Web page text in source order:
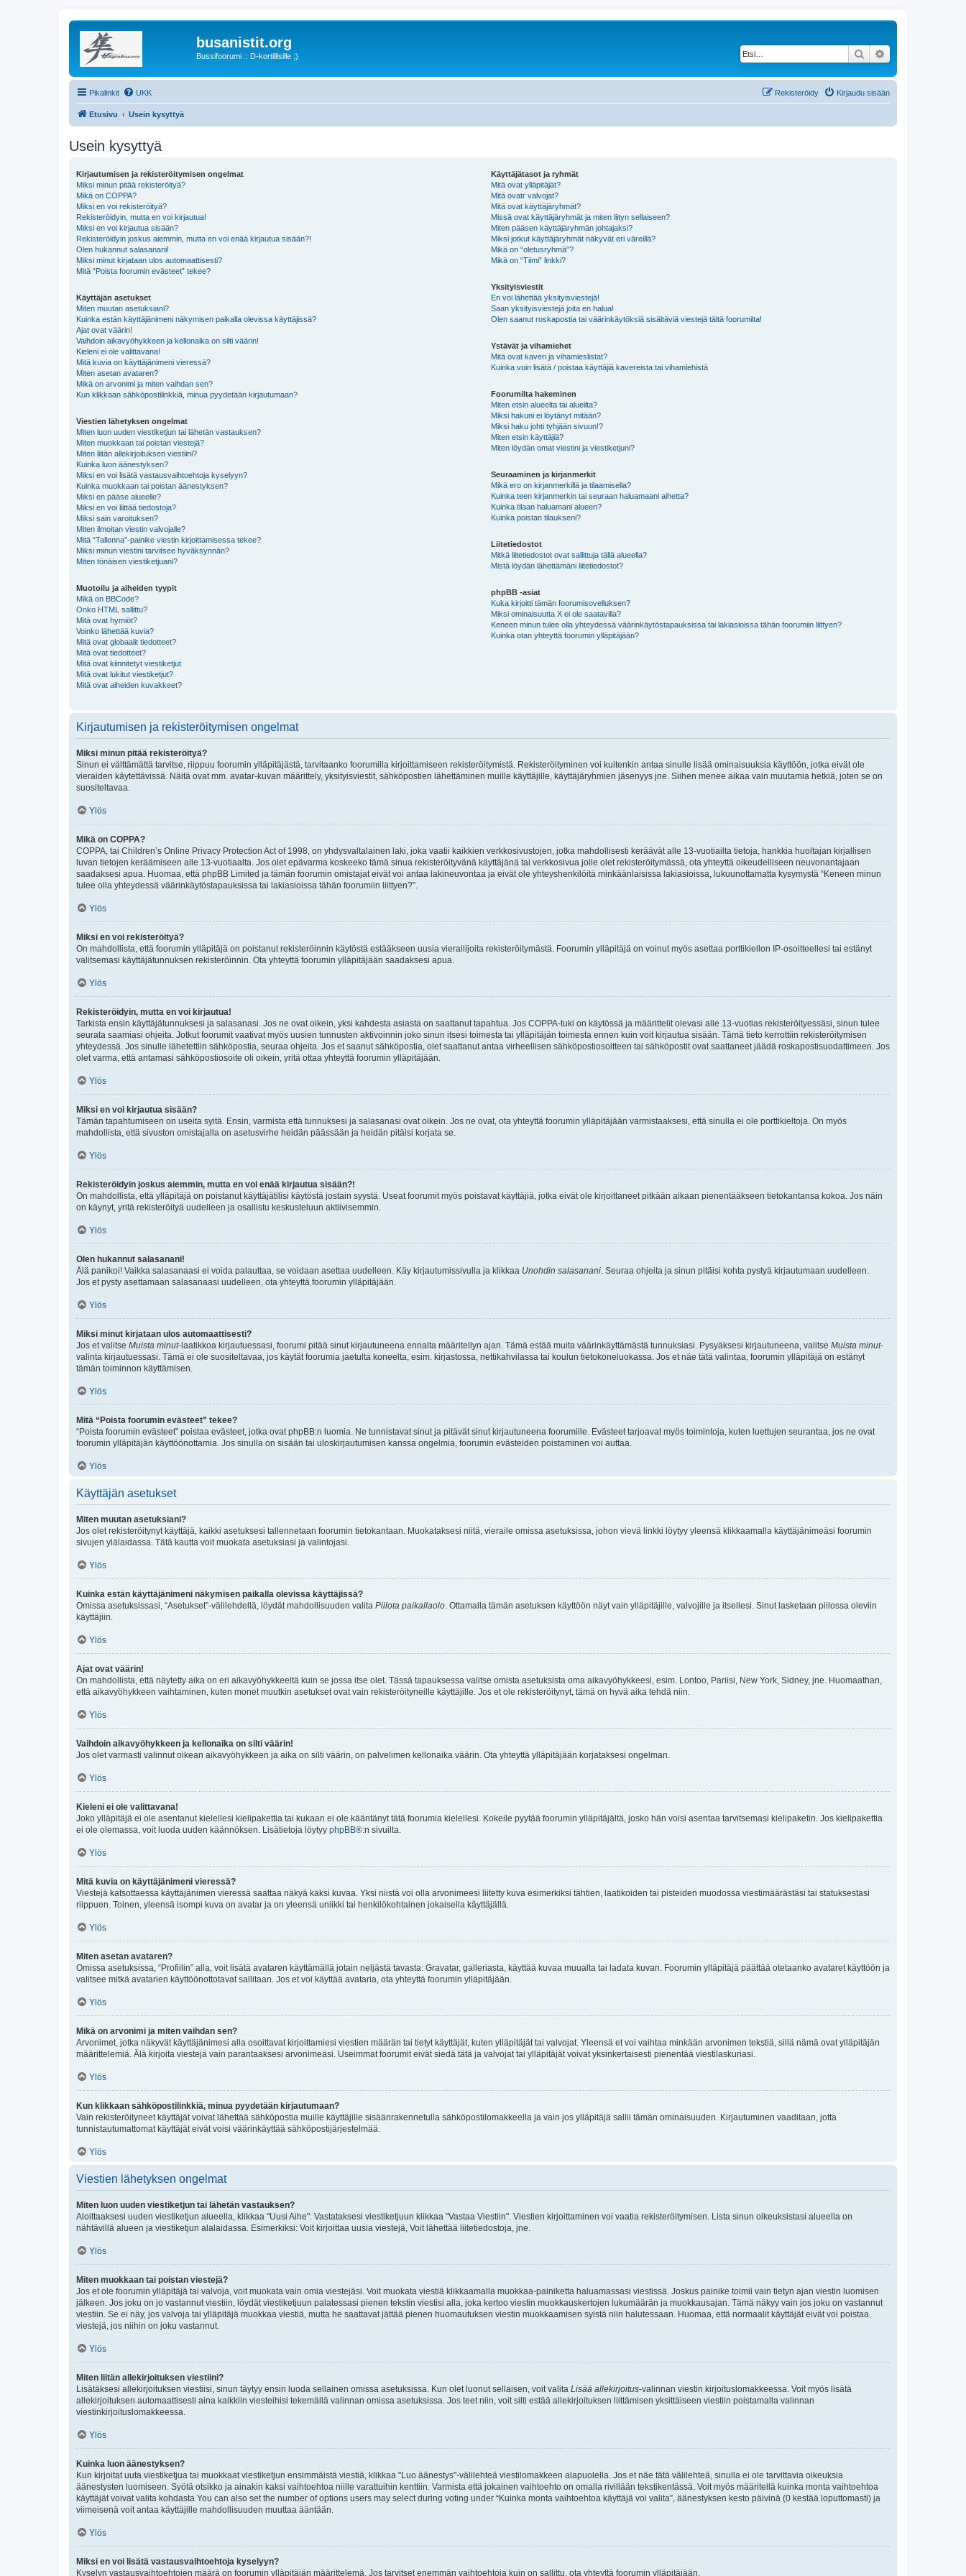
busanistit.org
Bussifoorumi :: D-kortillisille ;) Etsi
Pikalinkit UKK Kirjaudu sisään
Rekisteröidy
Etusivu Usein kysyttyä
Usein kysyttyä
Kirjautumisen ja rekisteröitymisen ongelmat
Miksi minun pitää rekisteröityä?
Mikä on COPPA?
Miksi en voi rekisteröityä?
Rekisteröidyin, mutta en voi kirjautua!
Miksi en voi kirjautua sisään?
Rekisteröidyin joskus aiemmin, mutta en voi enää kirjautua sisään?!
Olen hukannut salasanani!
Miksi minut kirjataan ulos automaattisesti?
Mitä “Poista foorumin evästeet” tekee?
Käyttäjän asetukset
Miten muutan asetuksiani?
Kuinka estän käyttäjänimeni näkymisen paikalla olevissa käyttäjissä?
Ajat ovat väärin!
Vaihdoin aikavyöhykkeen ja kellonaika on silti väärin!
Kieleni ei ole valittavana!
Mitä kuvia on käyttäjänimeni vieressä?
Miten asetan avataren?
Mikä on arvonimi ja miten vaihdan sen?
Kun klikkaan sähköpostilinkkiä, minua pyydetään kirjautumaan?
Viestien lähetyksen ongelmat
Miten luon uuden viestiketjun tai lähetän vastauksen?
Miten muokkaan tai poistan viestejä?
Miten liitän allekirjoituksen viestiini?
Kuinka luon äänestyksen?
Miksi en voi lisätä vastausvaihtoehtoja kyselyyn?
Kuinka muokkaan tai poistan äänestyksen?
Miksi en pääse alueelle?
Miksi en voi liittää tiedostoja?
Miksi sain varoituksen?
Miten ilmoitan viestin valvojalle?
Mitä “Tallenna”-painike viestin kirjoittamisessa tekee?
Miksi minun viestini tarvitsee hyväksynnän?
Miten tönäisen viestiketjuani?
Muotoilu ja aiheiden tyypit
Mikä on BBCode?
Onko HTML sallittu?
Mitä ovat hymiöt?
Voinko lähettää kuvia?
Mitä ovat globaalit tiedotteet?
Mitä ovat tiedotteet?
Mitä ovat kiinnitetyt viestiketjut
Mitä ovat lukitut viestiketjut?
Mitä ovat aiheiden kuvakkeet?
Käyttäjätasot ja ryhmät
Mitä ovat ylläpitäjät?
Mitä ovatr valvojat?
Mitä ovat käyttäjäryhmät?
Missä ovat käyttäjäryhmät ja miten liityn sellaiseen?
Miten pääsen käyttäjäryhmän johtajaksi?
Miksi jotkut käyttäjäryhmät näkyvät eri väreillä?
Mikä on “oletusryhmä”?
Mikä on “Tiimi” linkki?
Yksityisviestit
En voi lähettää yksityisviestejä!
Saan yksityisviestejä joita en halua!
Olen saanut roskapostia tai väärinkäytöksiä sisältäviä viestejä tältä foorumilta!
Ystävät ja vihamiehet
Mitä ovat kaveri ja vihamieslistat?
Kuinka voin lisätä / poistaa käyttäjiä kavereista tai vihamiehistä
Foorumilta hakeminen
Miten etsin alueelta tai alueilta?
Miksi hakuni ei löytänyt mitään?
Miksi haku johti tyhjään sivuun!?
Miten etsin käyttäjiä?
Miten löydän omat viestini ja viestiketjuni?
Seuraaminen ja kirjanmerkit
Mikä ero on kirjanmerkillä ja tilaamisella?
Kuinka teen kirjanmerkin tai seuraan haluamaani aihetta?
Kuinka tilaan haluamani alueen?
Kuinka poistan tilaukseni?
Liitetiedostot
Mitkä liitetiedostot ovat sallittuja tällä alueella?
Mistä löydän lähettämäni liitetiedostot?
phpBB -asiat
Kuka kirjoitti tämän foorumisovelluksen?
Miksi ominaisuutta X ei ole saatavilla?
Keneen minun tulee olla yhteydessä väärinkäytöstapauksissa tai lakiasioissa tähän foorumiin liittyen?
Kuinka otan yhteyttä foorumin ylläpitäjään?
Kirjautumisen ja rekisteröitymisen ongelmat
Miksi minun pitää rekisteröityä?
Sinun ei välttämättä tarvitse, riippuu foorumin ylläpitäjästä, tarvitaanko foorumilla kirjoittamiseen rekisteröitymistä. Rekisteröityminen voi kuitenkin antaa sinulle lisää ominaisuuksia käyttöön, jotka eivät ole
vieraiden käytettävissä. Näitä ovat mm. avatar-kuvan määrittely, yksityisviestit, sähköpostien lähettäminen muille käyttäjille, käyttäjäryhmien jäsenyys jne. Siihen menee aikaa vain muutamia hetkiä, joten se on
suositeltavaa.
Ylös
Mikä on COPPA?
COPPA, tai Children’s Online Privacy Protection Act of 1998, on yhdysvaltalainen laki, joka vaatii kaikkien verkkosivustojen, jotka mahdollisesti keräävät alle 13-vuotiailta tietoja, hankkia huoltajan kirjallisen
luvan tietojen keräämiseen alle 13-vuotiaalta. Jos olet epävarma koskeeko tämä sinua rekisteröityvänä käyttäjänä tai verkkosivua jolle olet rekisteröitymässä, ota yhteyttä oikeudelliseen neuvonantajaan
saadaksesi apua. Huomaa, että phpBB Limited ja tämän foorumin omistajat eivät voi antaa lakineuvontaa ja eivät ole yhteyshenkilöitä minkäänlaisissa lakiasioissa, lukuunottamatta kysymystä “Keneen minun
tulee olla yhteydessä väärinkäytöstapauksissa tai lakiasioissa tähän foorumiin liittyen?”.
Ylös
Miksi en voi rekisteröityä?
On mahdollista, että foorumin ylläpitäjä on poistanut rekisteröinnin käytöstä estääkseen uusia vierailijoita rekisteröitymästä. Foorumin ylläpitäjä on voinut myös asettaa porttikiellon IP-osoitteellesi tai estänyt
valitsemasi käyttäjätunnuksen rekisteröinnin. Ota yhteyttä foorumin ylläpitäjään saadaksesi apua.
Ylös
Rekisteröidyin, mutta en voi kirjautua!
Tarkista ensin käyttäjätunnuksesi ja salasanasi. Jos ne ovat oikein, yksi kahdesta asiasta on saattanut tapahtua. Jos COPPA-tuki on käytössä ja määrittelit olevasi alle 13-vuotias rekisteröityessäsi, sinun tulee
seurata saamiasi ohjeita. Jotkut foorumit vaativat myös uusien tunnusten aktivoinnin joko sinun itsesi toimesta tai ylläpitäjän toimesta ennen kuin voit kirjautua sisään. Tämä tieto kerrottiin rekisteröitymisen
yhteydessä. Jos sinulle lähetettiin sähköpostia, seuraa ohjeita. Jos et saanut sähköpostia, olet saattanut antaa virheellisen sähköpostiosoitteen tai sähköpostit ovat saattaneet jäädä roskapostisuodattimeen. Jos
olet varma, että antamasi sähköpostiosoite oli oikein, yritä ottaa yhteyttä foorumin ylläpitäjään.
Ylös
Miksi en voi kirjautua sisään?
Tämän tapahtumiseen on useita syitä. Ensin, varmista että tunnuksesi ja salasanasi ovat oikein. Jos ne ovat, ota yhteyttä foorumin ylläpitäjään varmistaaksesi, että sinulla ei ole porttikieltoja. On myös
mahdollista, että sivuston omistajalla on asetusvirhe heidän päässään ja heidän pitäisi korjata se.
Ylös
Rekisteröidyin joskus aiemmin, mutta en voi enää kirjautua sisään?!
On mahdollista, että ylläpitäjä on poistanut käyttäjätilisi käytöstä jostain syystä. Useat foorumit myös poistavat käyttäjiä, jotka eivät ole kirjoittaneet pitkään aikaan pienentääkseen tietokantansa kokoa. Jos näin
on käynyt, yritä rekisteröityä uudelleen ja osallistu keskusteluun aktiivisemmin.
Ylös
Olen hukannut salasanani!
Älä panikoi! Vaikka salasanaasi ei voida palauttaa, se voidaan asettaa uudelleen. Käy kirjautumissivulla ja klikkaa Unohdin salasanani . Seuraa ohjeita ja sinun pitäisi kohta pystyä kirjautumaan uudelleen.
Jos et pysty asettamaan salasanaasi uudelleen, ota yhteyttä foorumin ylläpitäjään.
Ylös
Miksi minut kirjataan ulos automaattisesti?
Jos et valitse Muista minut-laatikkoa kirjautuessasi, foorumi pitää sinut kirjautuneena ennalta määritellyn ajan. Tämä estää muita väärinkäyttämästä tunnuksiasi. Pysyäksesi kirjautuneena, valitse Muista minut-
valinta kirjautuessasi. Tämä ei ole suositeltavaa, jos käytät foorumia jaetulta koneelta, esim. kirjastossa, nettikahvilassa tai koulun tietokoneluokassa. Jos et näe tätä valintaa, foorumin ylläpitäjä on estänyt
tämän toiminnon käyttämisen.
Ylös
Mitä “Poista foorumin evästeet” tekee?
“Poista foorumin evästeet” poistaa evästeet, jotka ovat phpBB:n luomia. Ne tunnistavat sinut ja pitävät sinut kirjautuneena foorumille. Evästeet tarjoavat myös toimintoja, kuten luettujen seurantaa, jos ne ovat
foorumin ylläpitäjän käyttöönottamia. Jos sinulla on sisään tai uloskirjautumisen kanssa ongelmia, foorumin evästeiden poistaminen voi auttaa.
Ylös
Käyttäjän asetukset
Miten muutan asetuksiani?
Jos olet rekisteröitynyt käyttäjä, kaikki asetuksesi tallennetaan foorumin tietokantaan. Muokataksesi niitä, vieraile omissa asetuksissa, johon vievä linkki löytyy yleensä klikkaamalla käyttäjänimeäsi foorumin
sivujen ylälaidassa. Tätä kautta voit muokata asetuksiasi ja valintojasi.
Ylös
Kuinka estän käyttäjänimeni näkymisen paikalla olevissa käyttäjissä?
Omissa asetuksissasi, “Asetukset”-välilehdellä, löydät mahdollisuuden valita Piilota paikallaolo . Ottamalla tämän asetuksen käyttöön näyt vain ylläpitäjille, valvojille ja itsellesi. Sinut lasketaan piilossa oleviin
käyttäjiin.
Ylös
Ajat ovat väärin!
On mahdollista, että näytetty aika on eri aikavyöhykkeeltä kuin se jossa itse olet. Tässä tapauksessa valitse omista asetuksista oma aikavyöhykkeesi, esim. Lontoo, Pariisi, New York, Sidney, jne. Huomaathan,
että aikavyöhykkeen vaihtaminen, kuten monet muutkin asetukset ovat vain rekisteröityneille käyttäjille. Jos et ole rekisteröitynyt, tämä on hyvä aika tehdä niin.
Ylös
Vaihdoin aikavyöhykkeen ja kellonaika on silti väärin!
Jos olet varmasti valinnut oikean aikavyöhykkeen ja aika on silti väärin, on palvelimen kellonaika väärin. Ota yhteyttä ylläpitäjään korjataksesi ongelman.
Ylös
Kieleni ei ole valittavana!
Joko ylläpitäjä ei ole asentanut kielellesi kielipakettia tai kukaan ei ole kääntänyt tätä foorumia kielellesi. Kokeile pyytää foorumin ylläpitäjältä, josko hän voisi asentaa tarvitsemasi kielipaketin. Jos kielipakettia
ei ole olemassa, voit luoda uuden käännöksen. Lisätietoja löytyy phpBB®:n sivuilta.
Ylös
Mitä kuvia on käyttäjänimeni vieressä?
Viestejä katsottaessa käyttäjänimen vieressä saattaa näkyä kaksi kuvaa. Yksi niistä voi olla arvonimeesi liitetty kuva esimerkiksi tähtien, laatikoiden tai pisteiden muodossa viestimäärästäsi tai statuksestasi
riippuen. Toinen, yleensä isompi kuva on avatar ja on yleensä uniikki tai henkilökohtainen jokaisella käyttäjällä.
Ylös
Miten asetan avataren?
Omissa asetuksissa, “Profiilin” alla, voit lisätä avataren käyttämällä jotain neljästä tavasta: Gravatar, galleriasta, käyttää kuvaa muualta tai ladata kuvan. Foorumin ylläpitäjä päättää otetaanko avataret käyttöön ja
valitsee mitkä avatarien käyttöönottotavat sallitaan. Jos et voi käyttää avataria, ota yhteyttä foorumin ylläpitäjään.
Ylös
Mikä on arvonimi ja miten vaihdan sen?
Arvonimet, jotka näkyvät käyttäjänimesi alla osoittavat kirjoittamiesi viestien määrän tai tietyt käyttäjät, kuten ylläpitäjät tai valvojat. Yleensä et voi vaihtaa minkään arvonimen tekstiä, sillä nämä ovat ylläpitäjän
määrittelemiä. Älä kirjoita viestejä vain parantaaksesi arvonimeäsi. Useimmat foorumit eivät siedä tätä ja valvojat tai ylläpitäjät voivat yksinkertaisesti pienentää viestilaskuriasi.
Ylös
Kun klikkaan sähköpostilinkkiä, minua pyydetään kirjautumaan?
Vain rekisteröityneet käyttäjät voivat lähettää sähköpostia muille käyttäjille sisäänrakennetulla sähköpostilomakkeella ja vain jos ylläpitäjä sallii tämän ominaisuuden. Kirjautuminen vaaditaan, jotta
tunnistautumattomat käyttäjät eivät voisi väärinkäyttää sähköpostijärjestelmää.
Ylös
Viestien lähetyksen ongelmat
Miten luon uuden viestiketjun tai lähetän vastauksen?
Aloittaaksesi uuden viestiketjun alueella, klikkaa "Uusi Aihe". Vastataksesi viestiketjuun klikkaa "Vastaa Viestiin". Viestien kirjoittaminen voi vaatia rekisteröitymisen. Lista sinun oikeuksistasi alueella on
nähtävillä alueen ja viestiketjun alalaidassa. Esimerkiksi: Voit kirjoittaa uusia viestejä, Voit lähettää liitetiedostoja, jne.
Ylös
Miten muokkaan tai poistan viestejä?
Jos et ole foorumin ylläpitäjä tai valvoja, voit muokata vain omia viestejäsi. Voit muokata viestiä klikkaamalla muokkaa-painiketta haluamassasi viestissä. Joskus painike toimii vain tietyn ajan viestin luomisen
jälkeen. Jos joku on jo vastannut viestiin, löydät viestiketjuun palatessasi pienen tekstin viestisi alla, joka kertoo viestin muokkauskertojen lukumäärän ja muokkausajan. Tämä näkyy vain jos joku on vastannut
viestiin. Se ei näy, jos valvoja tai ylläpitäjä muokkaa viestiä, mutta he saattavat jättää pienen huomautuksen viestin muokkaamisen syistä niin halutessaan. Huomaa, että normaalit käyttäjät eivät voi poistaa
viestejä, jos niihin on joku vastannut.
Ylös
Miten liitän allekirjoituksen viestiini?
Lisätäksesi allekirjoituksen viestiisi, sinun täytyy ensin luoda sellainen omissa asetuksissa. Kun olet luonut sellaisen, voit valita Lisää allekirjoitus-valinnan viestin kirjoituslomakkeessa. Voit myös lisätä
allekirjoituksen automaattisesti aina kaikkiin viesteihisi tekemällä valinnan omissa asetuksissa. Jos teet niin, voit silti estää allekirjoituksen liittämisen yksittäiseen viestiin poistamalla valinnan
viestinkirjoituslomakkeessa.
Ylös
Kuinka luon äänestyksen?
Kun kirjoitat uuta viestiketjua tai muokkaat viestiketjun ensimmäistä viestiä, klikkaa "Luo äänestys"-välilehteä viestilomakkeen alapuolella. Jos et näe tätä välilehteä, sinulla ei ole tarvittavia oikeuksia
äänestysten luomiseen. Syötä otsikko ja ainakin kaksi vaihtoehtoa niille varattuihin kenttiin. Varmista että jokainen vaihtoehto on omalla rivillään tekstikentässä. Voit myös määritellä kuinka monta vaihtoehtoa
käyttäjät voivat valita kohdasta You can also set the number of options users may select during voting under “Kuinka monta vaihtoehtoa käyttäjä voi valita”, äänestyksen kesto päivinä (0 kestää loputtomasti) ja
viimeisenä voit antaa käyttäjille mahdollisuuden muuttaa ääntään.
Ylös
Miksi en voi lisätä vastausvaihtoehtoja kyselyyn?
Kyselyn vastausvaihtoehtojen määrä on foorumin ylläpitäjän määrittelemä. Jos tarvitset enemmän vaihtoehtoja kuin on sallittu, ota yhteyttä foorumin ylläpitäjään.